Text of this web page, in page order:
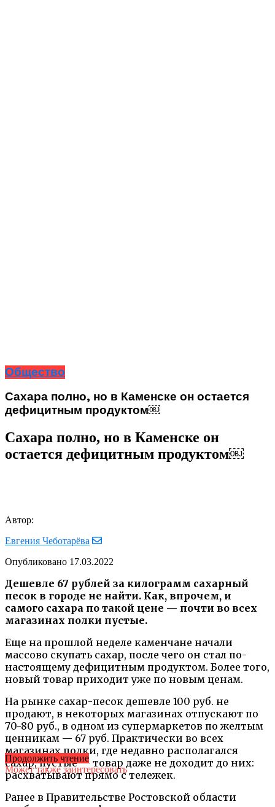
Общество
Сахара полно, но в Каменске он остается
дефицитным продуктом￼
Сахара полно, но в Каменске он
остается дефицитным продуктом￼
Автор:
Евгения Чеботарёва
Опубликовано 17.03.2022
Дешевле 67 рублей за килограмм сахарный
песок в городе не найти. Как, впрочем, и
самого сахара по такой цене — почти во всех
магазинах полки пустые.
Еще на прошлой неделе каменчане начали
массово скупать сахар, после чего он стал по-
настоящему дефицитным продуктом. Более того,
новый товар приходит уже по новым ценам.
На рынке сахар-песок дешевле 100 руб. не
продают, в некоторых магазинах отпускают по
70-80 руб., в одном из супермаркетов по желтым
ценникам — 67 руб. Практически во всех
магазинах полки, где недавно располагался
сахар, пустые — товар даже не доходит до них:
расхватывают прямо с тележек.
Ранее в Правительстве Ростовской области
Продолжить чтение
Может также заинтересовать